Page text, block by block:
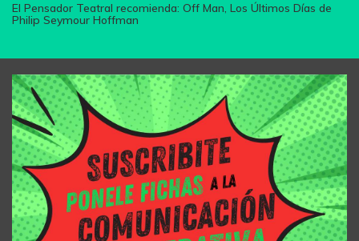
El Pensador Teatral recomienda: Off Man, Los Últimos Días de
Philip Seymour Hoffman